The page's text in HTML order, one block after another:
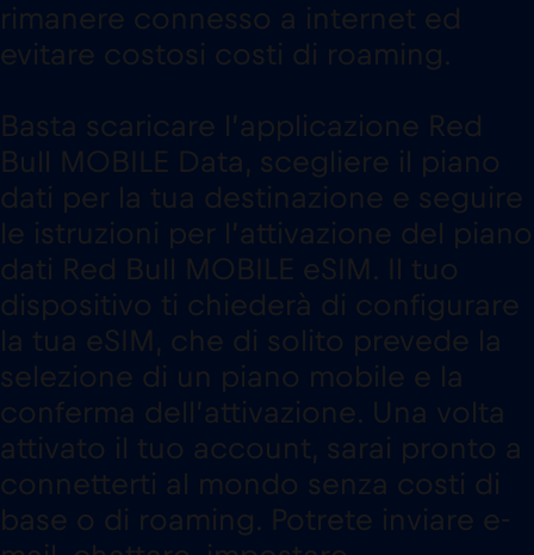
rimanere connesso a internet ed
evitare costosi costi di roaming.
Basta scaricare l’applicazione Red
Bull MOBILE Data, scegliere il piano
dati per la tua destinazione e seguire
le istruzioni per l’attivazione del piano
dati Red Bull MOBILE eSIM. Il tuo
dispositivo ti chiederà di configurare
la tua eSIM, che di solito prevede la
selezione di un piano mobile e la
conferma dell’attivazione. Una volta
attivato il tuo account, sarai pronto a
connetterti al mondo senza costi di
base o di roaming. Potrete inviare e-